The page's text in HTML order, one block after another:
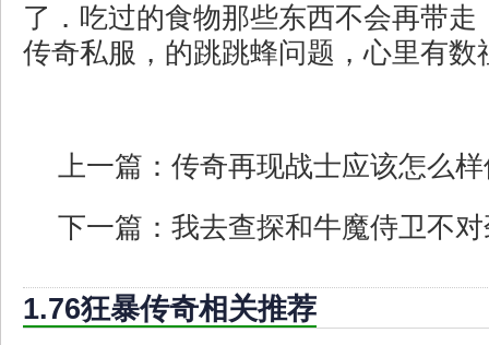
了．吃过的食物那些东西不会再带走
传奇私服，的跳跳蜂问题，心里有数
上一篇： 传奇再现战士应该怎么
下一篇： 我去查探和牛魔侍卫不
1.76狂暴传奇相关推荐